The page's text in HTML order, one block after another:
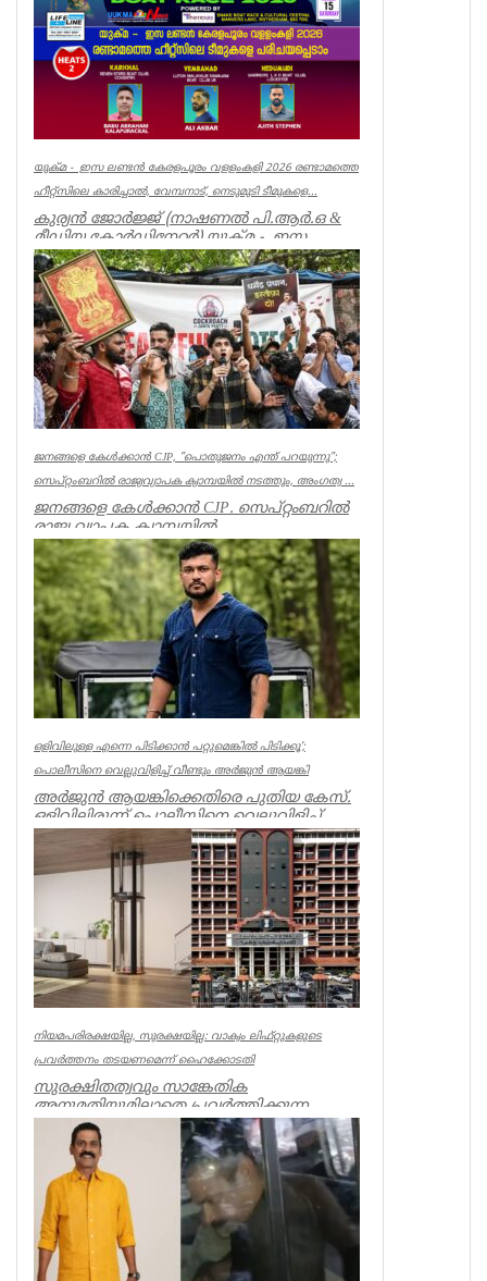
Kerala
യുക്മ - ഇസ ലണ്ടൻ കേരളപൂരം വളളംകളി 2026 രണ്ടാമത്തെ
ഹീറ്റ്സിലെ കാരിച്ചാൽ, വേമ്പനാട്, നെടുമുടി ടീമുകളെ...
കുര്യൻ ജോർജ്ജ് (നാഷണൽ പി.ആർ.ഒ &
മീഡിയ കോർഡിനേറ്റർ) യുക്മ - ഇസ
ലണ്ടൻ കേരളപൂരം വ...
Associations
ജനങ്ങളെ കേൾക്കാൻ CJP, ”പൊതുജനം എന്ത് പറയുന്നു”;
സെപ്റ്റംബറിൽ രാജ്യവ്യാപക ക്യാമ്പയിൽ നടത്തും, അംഗത്വ ...
ജനങ്ങളെ കേൾക്കാൻ CJP. സെപ്റ്റംബറിൽ
രാജ്യ വ്യാപക ക്യാമ്പയിൽ
നടത്തും.”പൊതുജനം എന്ത് പറയുന്നു” എന്ന
പേ...
India
ഒളിവിലുള്ള എന്നെ പിടിക്കാൻ പറ്റുമെങ്കിൽ പിടിക്കൂ’;
പൊലീസിനെ വെല്ലുവിളിച്ച് വീണ്ടും അർജുൻ ആയങ്കി
അർജുൻ ആയങ്കിക്കെതിരെ പുതിയ കേസ്.
ഒളിവിലിരുന്ന് പൊലീസിനെ വെല്ലുവിളിച്ച്
ഭീഷണിപ്പെടുത്തിയതിനാണ് കേസ്....
Kerala
നിയമപരിരക്ഷയില്ല, സുരക്ഷയില്ല: വാക്വം ലിഫ്റ്റുകളുടെ
പ്രവര്‍ത്തനം തടയണമെന്ന് ഹൈക്കോടതി
സുരക്ഷിതത്വവും സാങ്കേതിക
അനുമതിയുമില്ലാതെ പ്രവര്‍ത്തിക്കുന്ന
അനധികൃത വാക്വം ലിഫ്റ്റുകളുടെ പ്രവര്‍ത്...
Kerala